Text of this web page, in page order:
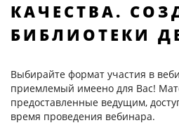
КАЧЕСТВА.
БИБЛИОТЕКИ
Выбирайте формат участия в
приемлемый имеено для Вас!
предоставленные ведущим,
время проведения вебинара.